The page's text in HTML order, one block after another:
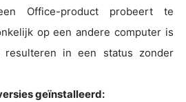
Office-product probeert te
op een andere computer is
resulteren in een status zonder
geïnstalleerd: